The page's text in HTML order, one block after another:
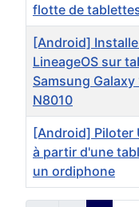
Articles
flotte de
[Android]
LineageOS sur
Samsung Galaxy
N8010
[Android] Piloter
à partir d'une
un ordiphone